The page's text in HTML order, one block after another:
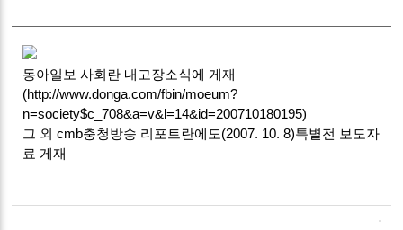
동아일보 사회란 내고장소식에 게재
(http://www.donga.com/fbin/moeum?
n=society$c_708&a=v&l=14&id=200710180195)
그 외 cmb충청방송 리포트란에도(2007. 10. 8)특별전 보도자
료 게재
Sketchbook5, 스케치북5